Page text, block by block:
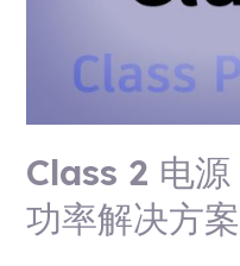
Class 2 电
功率解决方案